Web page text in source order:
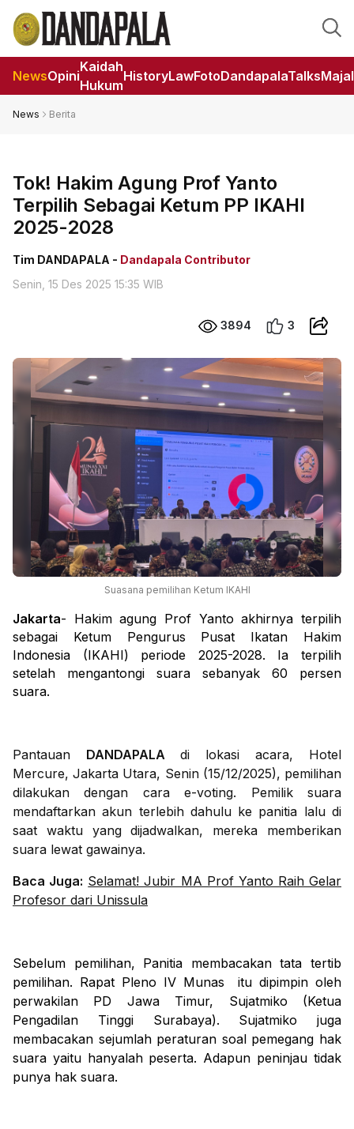
NewsOpini
Kaidah
Hukum
HistoryLawFotoDandapalaTalks
News Berita
Tok! Hakim Agung Prof Yanto
Terpilih Sebagai Ketum PP IKAHI
2025-2028
Tim DANDAPALA - Dandapala Contributor
Senin, 15 Des 2025 15:35 WIB
3894 3
Suasana pemilihan Ketum IKAHI
Jakarta- Hakim agung Prof Yanto akhirnya terpilih
sebagai Ketum Pengurus Pusat Ikatan Hakim
Indonesia (IKAHI) periode 2025-2028. Ia terpilih
setelah mengantongi suara sebanyak 60 persen
suara.
Pantauan DANDAPALA di lokasi acara, Hotel
Mercure, Jakarta Utara, Senin (15/12/2025), pemilihan
dilakukan dengan cara e-voting. Pemilik suara
mendaftarkan akun terlebih dahulu ke panitia lalu di
saat waktu yang dijadwalkan, mereka memberikan
suara lewat gawainya.
Baca Juga: Selamat! Jubir MA Prof Yanto Raih Gelar
Profesor dari Unissula
Sebelum pemilihan, Panitia membacakan tata tertib
pemilihan. Rapat Pleno IV Munas
itu dipimpin oleh
perwakilan PD Jawa Timur, Sujatmiko (Ketua
Pengadilan Tinggi Surabaya). Sujatmiko juga
membacakan sejumlah peraturan soal pemegang hak
suara yaitu hanyalah peserta. Adapun peninjau tidak
punya hak suara.